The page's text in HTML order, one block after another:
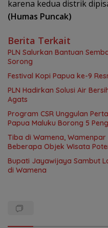
karena kedua distrik
(Humas Puncak)
Berita Terkait
PLN Salurkan Bantuan
Sorong
Festival Kopi Papua ke-9
PLN Hadirkan Solusi Air
Agats
Program CSR Unggulan
Papua Maluku Borong 5
Tiba di Wamena, Wamenpar
Beberapa Objek Wisata
Bupati Jayawijaya Sambut
di Wamena